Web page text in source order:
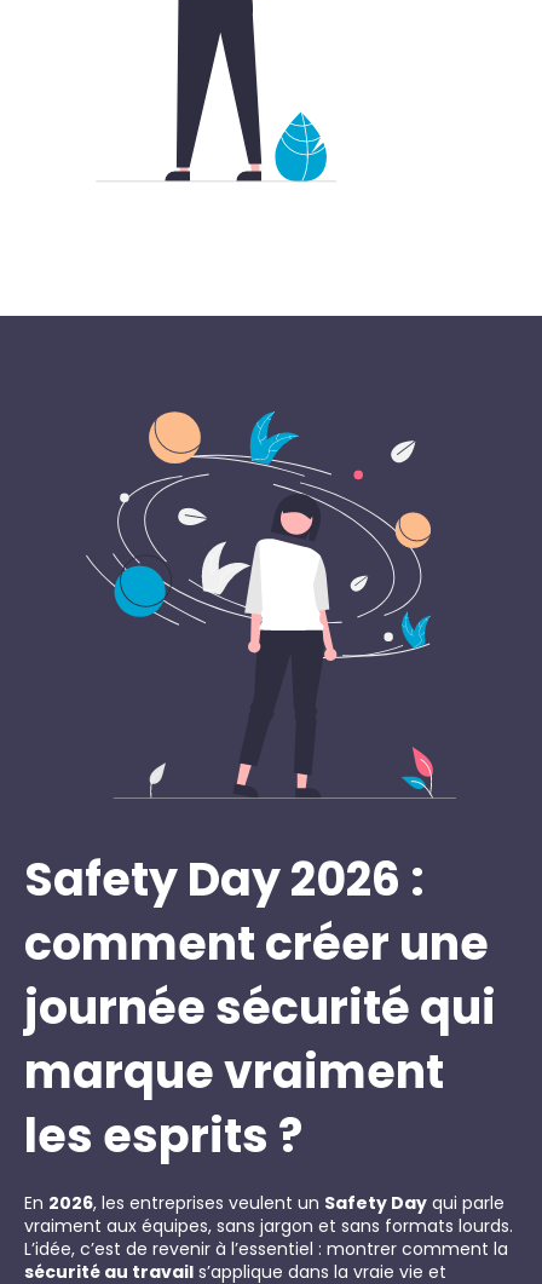
Safety Day 2026 :
comment créer une
journée sécurité qui
marque vraiment
les esprits ?
En 2026, les entreprises veulent un Safety Day qui parle
vraiment aux équipes, sans jargon et sans formats lourds.
L’idée, c’est de revenir à l’essentiel : montrer comment la
sécurité au travail s’applique dans la vraie vie et